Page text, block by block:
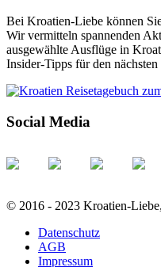
Bei Kroatien-Liebe können
Wir vermitteln spannenden
ausgewählte Ausflüge in
Insider-Tipps für den
Social Media
© 2016 - 2023 Kroatien-
Datenschutz
AGB
Impressum